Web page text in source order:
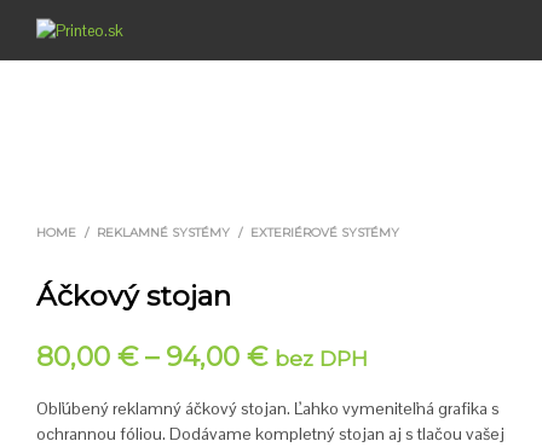
HOME / REKLAMNÉ SYSTÉMY / EXTERIÉROVÉ SYSTÉMY
Áčkový stojan
80,00 €– 94,00 € bez DPH
Obľúbený reklamný áčkový stojan. Ľahko vymeniteľná grafika s
ochrannou fóliou. Dodávame kompletný stojan aj s tlačou vašej